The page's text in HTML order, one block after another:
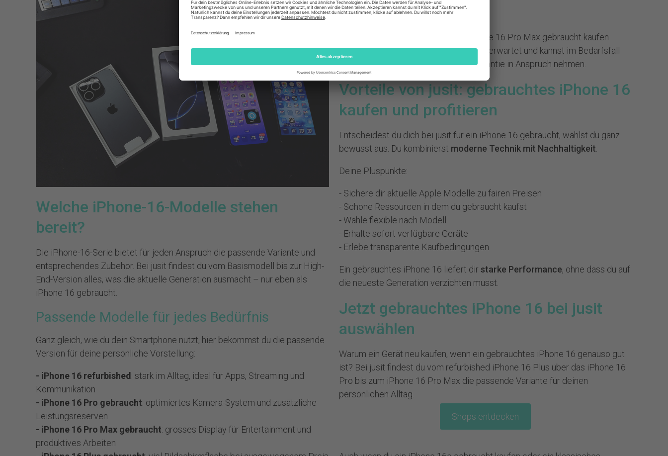
Welche iPhone-16-Modelle stehen
bereit?
Die iPhone-16-Serie bietet für jeden Anspruch die passende Variante und
entsprechendes Zubehör. Bei jusit findest du vom Basismodell bis zur High-
End-Version alles, was die aktuelle Generation ausmacht – nur eben als
iPhone 16 gebraucht.
Passende Modelle für jedes Bedürfnis
Ganz gleich, wie du dein Smartphone nutzt, hier bekommst du die passende
Version für deine persönliche Vorstellung:
- iPhone 16 refurbished : stark im Alltag, ideal für Apps, Streaming und
Kommunikation
- iPhone 16 Pro gebraucht: optimiertes Kamera-System und zusätzliche
Leistungsreserven
- iPhone 16 Pro Max gebraucht: grosses Display für Entertainment und
produktives Arbeiten
- Transparente Zustandsangaben
Ob du ein iPhone 16 Pro oder ein iPhone 16 Pro Max gebraucht kaufen
möchtest – du weisst genau, was dich erwartet und kannst im Bedarfsfall
dasGerät zurücksendenoder die Garantie in Anspruch nehmen.
Vorteile von jusit: gebrauchtes iPhone 16
kaufen und profitieren
Entscheidest du dich bei jusit für ein iPhone 16 gebraucht, wählst du ganz
bewusst aus. Du kombinierst moderne Technik mit Nachhaltigkeit
Deine Pluspunkte:
- Sichere dir aktuelle Apple Modelle zu fairen Preisen
- Schone Ressourcen in dem du gebraucht kaufst
- Wähle flexible nach Modell
- Erhalte sofort verfügbare Geräte
- Erlebe transparente Kaufbedingungen
Ein gebrauchtes iPhone 16 liefert dir starke Performance, ohne dass du auf
die neueste Generation verzichten musst.
Jetzt gebrauchtes iPhone 16 bei jusit
auswählen
Warum ein Gerät neu kaufen, wenn ein gebrauchtes iPhone 16 genauso gut
ist? Bei jusit findest du vom refurbished iPhone 16 Plus über das iPhone 16
Pro bis zum iPhone 16 Pro Max die passende Variante für deinen
persönlichen Alltag.
Shops entdecken